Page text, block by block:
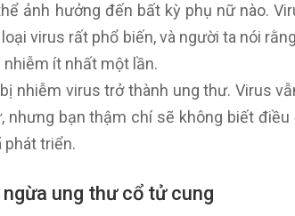
ảnh hưởng đến bất kỳ phụ nữ nào.
virus rất phổ biến, và người ta nói
ít nhất một lần.
nhiễm virus trở thành ung thư. Virus
nhưng bạn thậm chí sẽ không biết
phát triển.
ngừa ung thư cổ tử cung